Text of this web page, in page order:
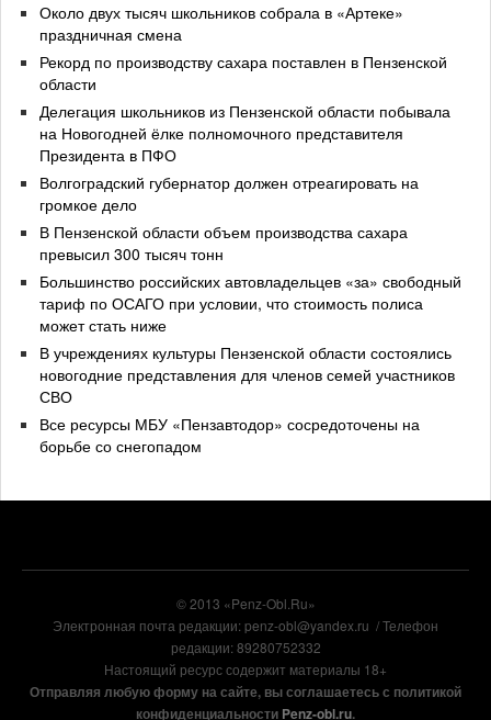
Около двух тысяч школьников собрала в «Артеке»
праздничная смена
Рекорд по производству сахара поставлен в Пензенской
области
Делегация школьников из Пензенской области побывала
на Новогодней ёлке полномочного представителя
Президента в ПФО
Волгоградский губернатор должен отреагировать на
громкое дело
В Пензенской области объем производства сахара
превысил 300 тысяч тонн
Большинство российских автовладельцев «за» свободный
тариф по ОСАГО при условии, что стоимость полиса
может стать ниже
В учреждениях культуры Пензенской области состоялись
новогодние представления для членов семей участников
СВО
Все ресурсы МБУ «Пензавтодор» сосредоточены на
борьбе со снегопадом
© 2013 «Penz-Obl.Ru»
Электронная почта редакции: penz-obl@yandex.ru / Телефон
редакции: 89280752332
Настоящий ресурс содержит материалы 18+
Отправляя любую форму на сайте, вы соглашаетесь с политикой
конфиденциальности Penz-obl.ru.